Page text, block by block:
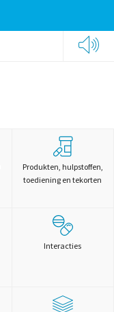
Produkten, hulpstoffen,
toediening en tekorten
Interacties